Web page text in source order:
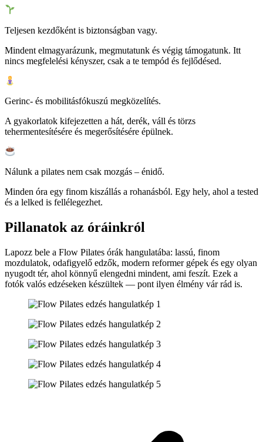
Teljesen kezdőként is biztonságban vagy.
Mindent elmagyarázunk, megmutatunk és végig támogatunk. Itt
nincs megfelelési kényszer, csak a te tempód és fejlődésed.
Gerinc- és mobilitásfókuszú megközelítés.
A gyakorlatok kifejezetten a hát, derék, váll és törzs
tehermentesítésére és megerősítésére épülnek.
Nálunk a pilates nem csak mozgás – énidő.
Minden óra egy finom kiszállás a rohanásból. Egy hely, ahol a tested
és a lelked is fellélegezhet.
Pillanatok az óráinkról
Lapozz bele a Flow Pilates órák hangulatába: lassú, finom
mozdulatok, odafigyelő edzők, modern reformer gépek és egy olyan
nyugodt tér, ahol könnyű elengedni mindent, ami feszít. Ezek a
fotók valós edzéseken készültek — pont ilyen élmény vár rád is.